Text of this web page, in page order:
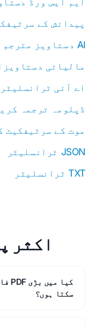
پیدائش کے
AI دستاویز مترجم
مالیاتی
اے آئی
ڈپلومہ ترجمہ
موت کے سرٹیفکیٹ
JSON ٹرانسلیٹر
TXT ٹرانسلیٹر
اکثر
سکتا ہوں؟